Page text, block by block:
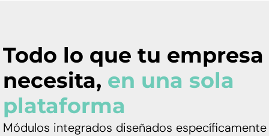
Todo lo que tu empresa
necesita, en una sola
plataforma
Módulos integrados diseñados específicamente